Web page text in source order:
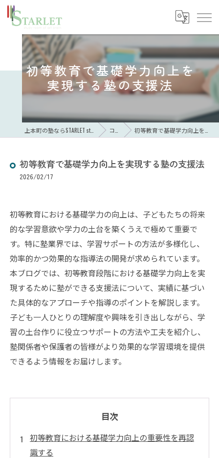
初等教育で基礎学力向上を
実現する塾の支援法
コラム 初等教育で基礎学力向上を実現する塾の支援法
初等教育で基礎学力向上を実現する塾の支援法
2026/02/17
初等教育における基礎学力の向上は、子どもたちの将来
的な学習意欲や学力の土台を築くうえで極めて重要で
す。特に塾業界では、学習サポートの方法が多様化し、
効率的かつ効果的な指導法の開発が求められています。
本ブログでは、初等教育段階における基礎学力向上を実
現するために塾ができる支援法について、実績に基づい
た具体的なアプローチや指導のポイントを解説します。
子ども一人ひとりの理解度や興味を引き出しながら、学
習の土台作りに役立つサポートの方法や工夫を紹介し、
塾関係者や保護者の皆様がより効果的な学習環境を提供
できるよう情報をお届けします。
目次
初等教育における基礎学力向上の重要性を再認
識する